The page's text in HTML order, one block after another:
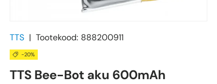
TTS | Tootekood: 888200911
-20%
TTS Bee-Bot aku 600mAh